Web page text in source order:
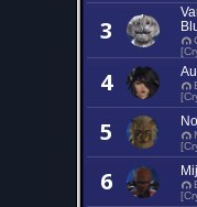
3
4
5
6